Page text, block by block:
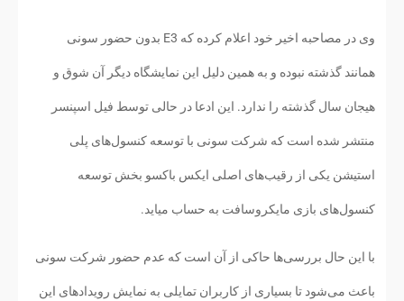
وی در مصاحبه اخیر خود اعلام کرده که E3 بدون حضور سونی
همانند گذشته نبوده و به همین دلیل این نمایشگاه دیگر آن شوق و
هیجان سال گذشته را ندارد. این ادعا در حالی توسط فیل اسپنسر
منتشر شده است که شرکت سونی با توسعه کنسول‌های پلی
استیشن یکی از رقیب‌های اصلی ایکس باکسو بخش توسعه
کنسول‌های بازی مایکروسافت به حساب میاید.
با این حال بررسی‌ها حاکی از آن است که عدم حضور شرکت سونی
باعث می‌شود تا بسیاری از کاربران تمایلی به نمایش رویدادهای این